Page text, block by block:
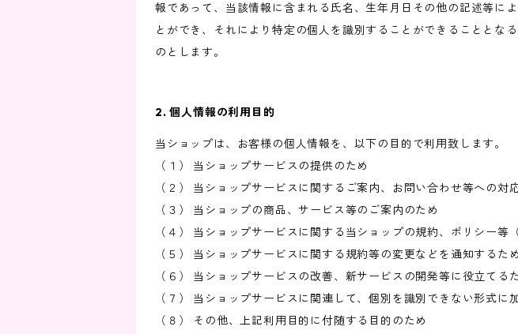
報であって、当該情報に含まれる氏名、生年月日その他の記述等に
とができ、それにより特定の個人を識別することができることとな
のとします。
2. 個人情報の利用目的
当ショップは、お客様の個人情報を、以下の目的で利用致します。
（１） 当ショップサービスの提供のため
（２） 当ショップサービスに関するご案内、お問い合わせ等への対
（３） 当ショップの商品、サービス等のご案内のため
（４） 当ショップサービスに関する当ショップの規約、ポリシー
（５） 当ショップサービスに関する規約等の変更などを通知するため
（６） 当ショップサービスの改善、新サービスの開発等に役立てる
（７） 当ショップサービスに関連して、個別を識別できない形式に
（８） その他、上記利用目的に付随する目的のため